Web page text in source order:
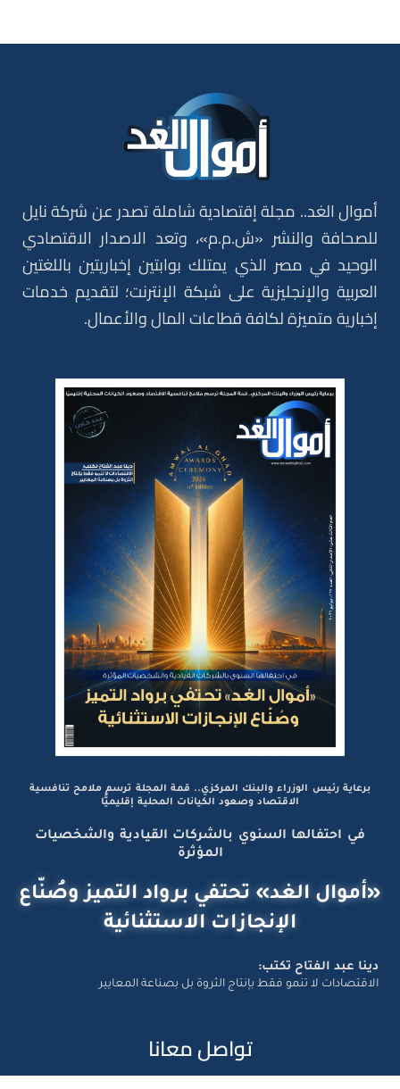
أموال الغد.. مجلة إقتصادية شاملة تصدر عن شركة نايل
للصحافة والنشر «ش.م.م»، وتعد الاصدار الاقتصادي
الوحيد في مصر الذي يمتلك بوابتين إخباريتين باللغتين
العربية والإنجليزية على شبكة الإنترنت؛ لتقديم خدمات
إخبارية متميزة لكافة قطاعات المال والأعمال.
برعاية رئيس الوزراء والبنك المركزي.. قمة المجلة ترسم ملامح تنافسية
الاقتصاد وصعود الكيانات المحلية إقليميًّا
في احتفالها السنوي بالشركات القيادية والشخصيات
المؤثرة
«أموال الغد» تحتفي برواد التميز وصُنّاع
الإنجازات الاستثنائية
دينا عبد الفتاح تكتب:
الاقتصادات لا تنمو فقط بإنتاج الثروة بل بصناعة المعايير
تواصل معانا